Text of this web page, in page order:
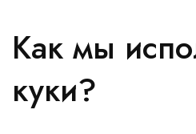
Как мы
куки?